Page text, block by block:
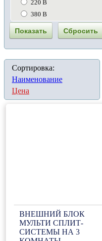
220 В
380 В
Сортировка:
Наименование
Цена
ВНЕШНИЙ БЛОК
МУЛЬТИ СПЛИТ-
СИСТЕМЫ НА 3